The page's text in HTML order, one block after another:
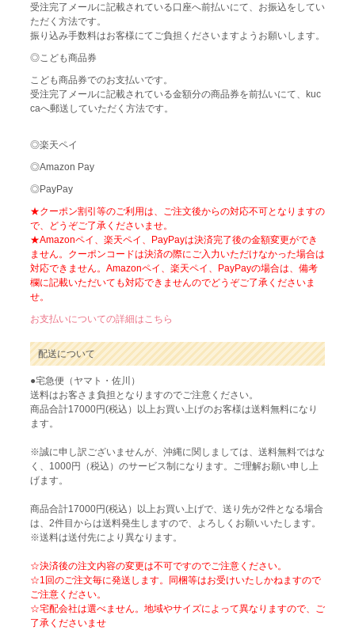
受注完了メールに記載されている口座へ前払いにて、お振込をしてい
ただく方法です。
振り込み手数料はお客様にてご負担くださいますようお願いします。
◎こども商品券
こども商品券でのお支払いです。
受注完了メールに記載されている金額分の商品券を前払いにて、kuc
caへ郵送していただく方法です。
◎楽天ペイ
◎Amazon Pay
◎PayPay
★クーポン割引等のご利用は、ご注文後からの対応不可となりますの
で、どうぞご了承くださいませ。
★Amazonペイ、楽天ペイ、PayPayは決済完了後の金額変更ができ
ません。クーポンコードは決済の際にご入力いただけなかった場合は
対応できません。Amazonペイ、楽天ペイ、PayPayの場合は、備考
欄に記載いただいても対応できませんのでどうぞご了承くださいま
せ。
お支払いについての詳細はこちら
配送について
●宅急便（ヤマト・佐川）
送料はお客さま負担となりますのでご注意ください。
商品合計17000円(税込）以上お買い上げのお客様は送料無料になり
ます。
※誠に申し訳ございませんが、沖縄に関しましては、送料無料ではな
く、1000円（税込）のサービス制になります。ご理解お願い申し上
げます。
商品合計17000円(税込）以上お買い上げで、送り先が2件となる場合
は、2件目からは送料発生しますので、よろしくお願いいたします。
※送料は送付先により異なります。
☆決済後の注文内容の変更は不可ですのでご注意ください。
☆1回のご注文毎に発送します。同梱等はお受けいたしかねますので
ご注意ください。
☆宅配会社は選べません。地域やサイズによって異なりますので、ご
了承くださいませ